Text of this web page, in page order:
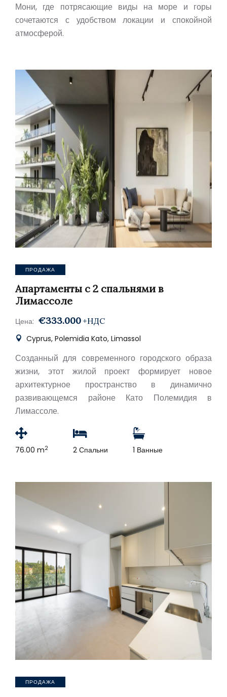
Мони, где потрясающие виды на море и горы
сочетаются с удобством локации и спокойной
атмосферой.
ПРОДАЖА
Апартаменты с 2 спальнями в
Лимассоле
Цена: €333.000 +НДС
Cyprus, Polemidia Kato, Limassol
Созданный для современного городского образа
жизни, этот жилой проект формирует новое
архитектурное пространство в динамично
развивающемся районе Като Полемидия в
Лимассоле.
76.00 m2 2 Спальни 1 Ванные
ПРОДАЖА